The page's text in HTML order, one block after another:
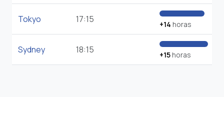
Tokyo 17:15 +14 horas
Sydney 18:15 +15horas